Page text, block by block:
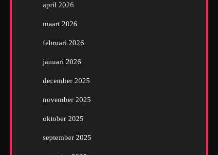
april 2026
maart 2026
februari 2026
januari 2026
december 2025
november 2025
oktober 2025
september 2025